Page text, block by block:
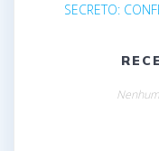
SECRETO: